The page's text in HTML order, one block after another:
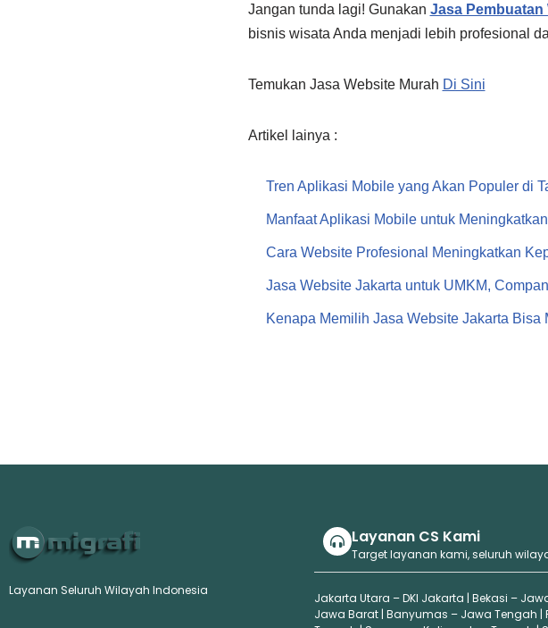
Jangan tunda lagi! Gunakan Jasa Pembuatan
bisnis wisata Anda menjadi lebih profesional
Temukan Jasa Website Murah Di Sini
Artikel lainya :
Tren Aplikasi Mobile yang Akan Populer di
Manfaat Aplikasi Mobile untuk
Cara Website Profesional Meningkatkan
Jasa Website Jakarta untuk UMKM,
Kenapa Memilih Jasa Website Jakarta Bisa
Layanan Seluruh Wilayah Indonesia
Layanan CS Kami
Target layanan kami, seluruh
Jakarta Utara – DKI Jakarta | Bekasi –
Jawa Barat | Banyumas – Jawa Tengah |